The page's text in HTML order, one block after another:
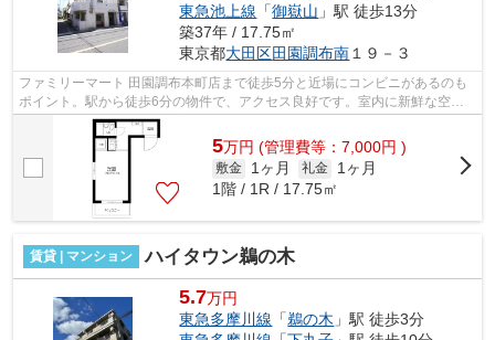
東急池上線 「御嶽山 」駅 徒歩13分
築37年 / 17.75㎡
東京都大田区田園調布南 １９－３
ファミリーマート 田園調布本町店まで徒歩5分と近場にコンビニがあるのも
ポイント。駅から徒歩6分の物件で、アクセス良好です。室内に新鮮な空気
を取り入れやすい風通しが良好な物件で...
5万円 (管理費等：7,000円 )
敷金 1ヶ月 礼金
1ヶ月
1階 / 1R / 17.75㎡
賃貸 | マンション ハイタウン鵜の木
5.7万円
東急多摩川線 「鵜の木 」駅 徒歩3分